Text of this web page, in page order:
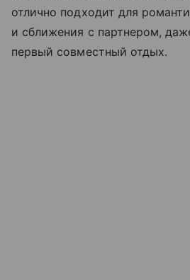
отлично подходит для
и сближения с партнером,
первый совместный отдых.